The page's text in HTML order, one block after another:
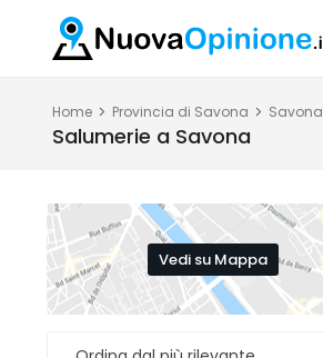
Home Provincia di Savona Savona
Salumerie a Savona
Vedi su Mappa